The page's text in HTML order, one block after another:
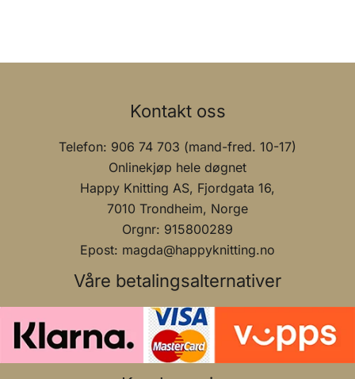
Kontakt oss
Telefon: 906 74 703 (mand-fred. 10-17)
Onlinekjøp hele døgnet
Happy Knitting AS, Fjordgata 16,
7010 Trondheim, Norge
Orgnr: 915800289
Epost: magda@happyknitting.no
Våre betalingsalternativer